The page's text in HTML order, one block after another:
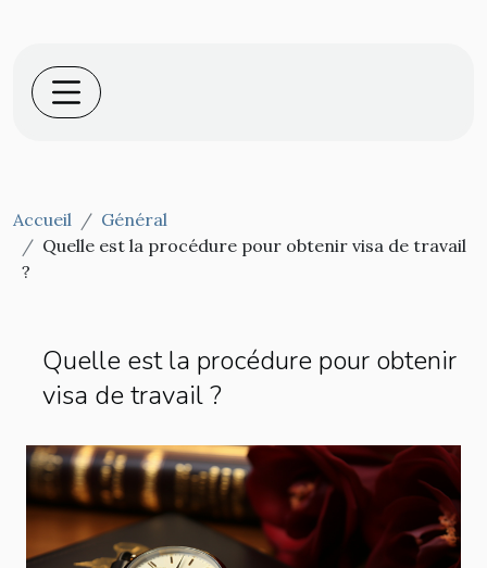
Accueil
Général
Quelle est la procédure pour obtenir visa de travail
?
Quelle est la procédure pour obtenir
visa de travail ?